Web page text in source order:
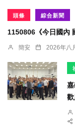
頭條 綜合新聞
1150806《今日國內
簡安 2026年八